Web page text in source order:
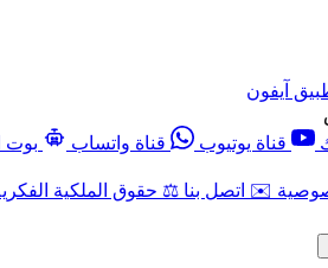
آيفون
قناة يوتيوب قناة واتساب
بوت
✉️ اتصل بنا ⚖️ حقوق الملكية